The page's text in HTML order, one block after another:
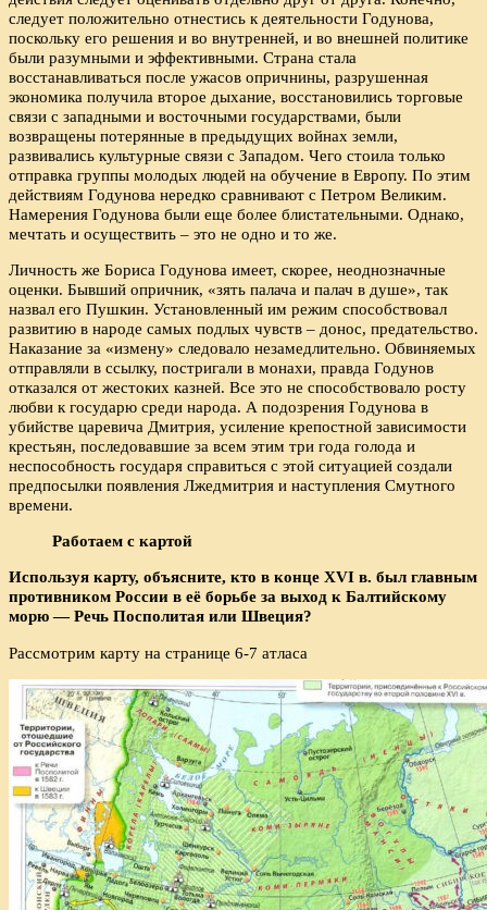
следует положительно отнестись к деятельности Годунова,
поскольку его решения и во внутренней, и во внешней политике
были разумными и эффективными. Страна стала
восстанавливаться после ужасов опричнины, разрушенная
экономика получила второе дыхание, восстановились торговые
связи с западными и восточными государствами, были
возвращены потерянные в предыдущих войнах земли,
развивались культурные связи с Западом. Чего стоила только
отправка группы молодых людей на обучение в Европу. По этим
действиям Годунова нередко сравнивают с Петром Великим.
Намерения Годунова были еще более блистательными. Однако,
мечтать и осуществить – это не одно и то же.
Личность же Бориса Годунова имеет, скорее, неоднозначные
оценки. Бывший опричник, «зять палача и палач в душе», так
назвал его Пушкин. Установленный им режим способствовал
развитию в народе самых подлых чувств – донос, предательство.
Наказание за «измену» следовало незамедлительно. Обвиняемых
отправляли в ссылку, постригали в монахи, правда Годунов
отказался от жестоких казней. Все это не способствовало росту
любви к государю среди народа. А подозрения Годунова в
убийстве царевича Дмитрия, усиление крепостной зависимости
крестьян, последовавшие за всем этим три года голода и
неспособность государя справиться с этой ситуацией создали
предпосылки появления Лжедмитрия и наступления Смутного
времени.
Работаем с картой
Используя карту, объясните, кто в конце XVI в. был главным
противником России в её борьбе за выход к Балтийскому
морю — Речь Посполитая или Швеция?
Рассмотрим карту на странице 6-7 атласа